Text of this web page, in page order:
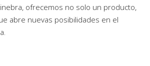
ofrecemos no solo un producto,
abre nuevas posibilidades en el